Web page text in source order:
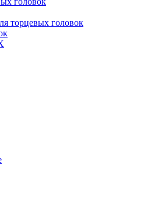
торцевых головок